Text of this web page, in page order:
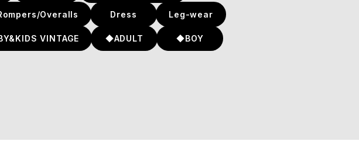
Overalls Dress Leg-wear
VINTAGE ◆ADULT ◆BOY